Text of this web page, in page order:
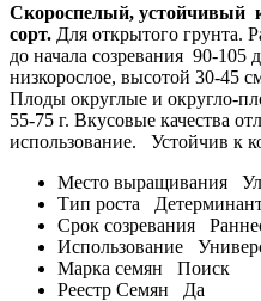
Скороспелый, устойчивый
сорт. Для открытого грунта.
до начала созревания 90-
низкорослое, высотой 30-45
Плоды округлые и округло-
55-75 г. Вкусовые качества
использование. Устойчив к
Место выращивания
Тип роста
Срок созревания
Использование
Марка семян
Поиск
Реестр Семян
Да